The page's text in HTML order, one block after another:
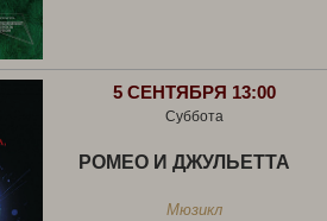
5 СЕНТЯБРЯ 13:00
Суббота
РОМЕО И ДЖУЛЬЕТТА
Мюзикл